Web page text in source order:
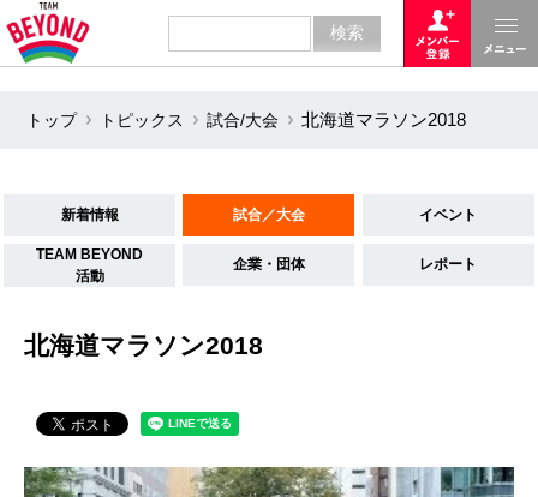
トップ トピックス 試合/大会 北海道マラソン2018
新着情報 試合／大会 イベント
TEAM BEYOND
活動
企業・団体 レポート
北海道マラソン2018